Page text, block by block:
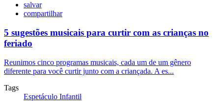
salvar
compartilhar
5 sugestões musicais para curtir com as crianças no
feriado
Reunimos cinco programas musicais, cada um de um gênero
diferente para você curtir junto com a criançada. A es...
Tags
Espetáculo Infantil